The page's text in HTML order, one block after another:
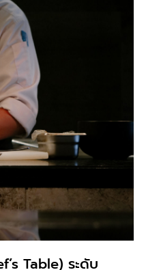
Table) ระดับ